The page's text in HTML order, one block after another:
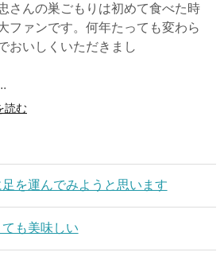
さんの巣ごもりは初めて食べた時
ファンです。何年たっても変わら
おいしくいただきまし
。
読む
を運んでみようと思います
も美味しい